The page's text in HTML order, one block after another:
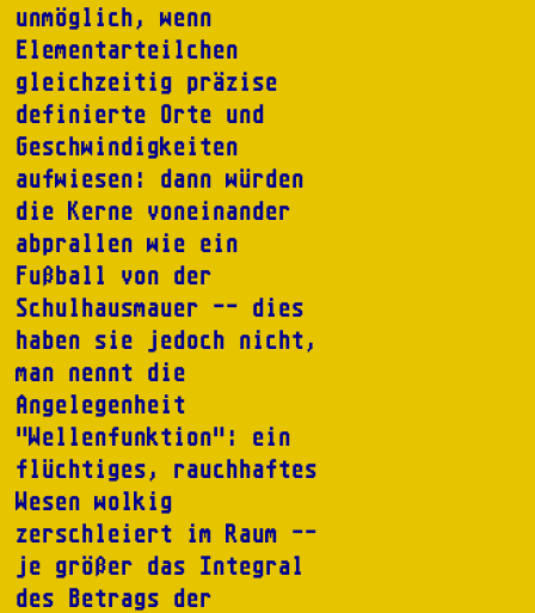
unmöglich, wenn
Elementarteilchen
gleichzeitig präzise
definierte Orte und
Geschwindigkeiten
aufwiesen: dann würden
die Kerne voneinander
abprallen wie ein
Fußball von der
Schulhausmauer -- dies
haben sie jedoch nicht,
man nennt die
Angelegenheit
"Wellenfunktion": ein
flüchtiges, rauchhaftes
Wesen wolkig
zerschleiert im Raum --
je größer das Integral
des Betrags der